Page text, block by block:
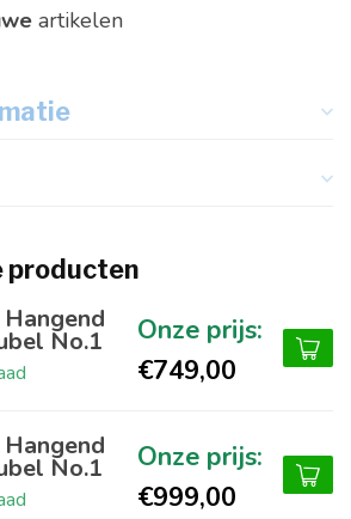
artikelen
producten
No.1
€749,00
No.1
€999,00